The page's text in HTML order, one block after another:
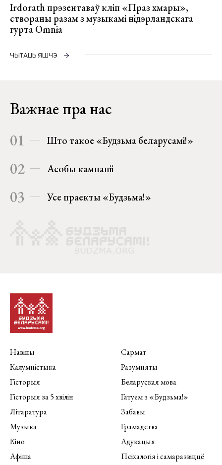
Irdorath прэзентаваў кліп «Праз хмары»,
створаны разам з музыкамі нідэрландскага
гурта Omnia
ЧЫТАЦЬ ЯШЧЭ
Важнае пра нас
01 Што такое «Будзьма беларусамі!»
02 Асобы кампаніі
03 Усе праекты «Будзьма!»
Навіны
Калумністыка
Гісторыя
Гісторыя за 5 хвілін
Літаратура
Музыка
Кіно
Афіша
Сармат
Разумняты
Беларуская мова
Гатуем з «Будзьма!»
Забавы
Грамадства
Адукацыя
Псіхалогія і самаразвіццё